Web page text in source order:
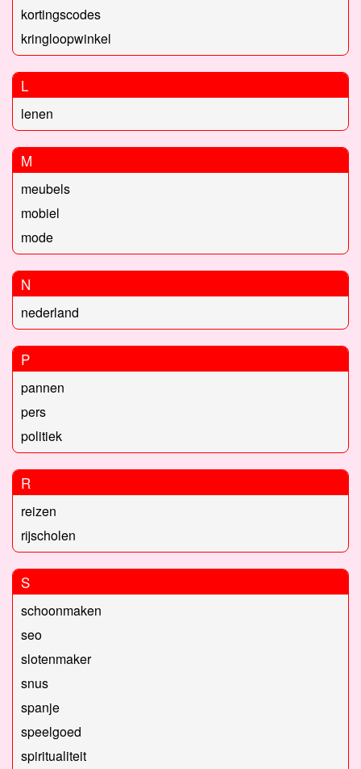
kortingscodes
kringloopwinkel
L
lenen
M
meubels
mobiel
mode
N
nederland
P
pannen
pers
politiek
R
reizen
rijscholen
S
schoonmaken
seo
slotenmaker
snus
spanje
speelgoed
spiritualiteit